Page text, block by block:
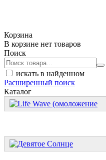
Корзина
В корзине нет товаров
Поиск
искать в найденном
Расширенный поиск
Каталог